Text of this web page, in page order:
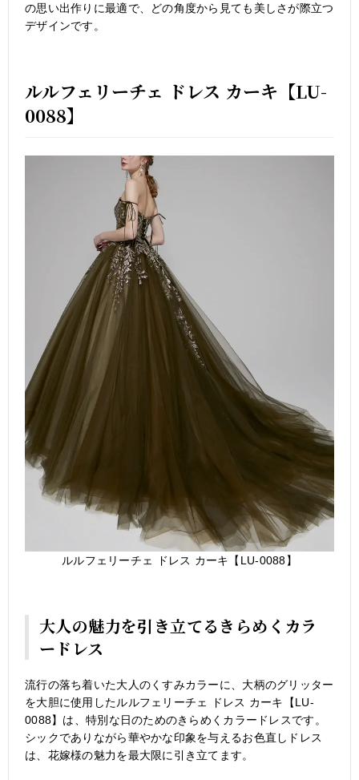
の思い出作りに最適で、どの角度から見ても美しさが際立つ
デザインです。
ルルフェリーチェ ドレス カーキ【LU-
0088】
ルルフェリーチェ ドレス カーキ【LU-0088】
大人の魅力を引き立てるきらめくカラ
ードレス
流行の落ち着いた大人のくすみカラーに、大柄のグリッター
を大胆に使用したルルフェリーチェ ドレス カーキ【LU-
0088】は、特別な日のためのきらめくカラードレスです。
シックでありながら華やかな印象を与えるお色直しドレス
は、花嫁様の魅力を最大限に引き立てます。